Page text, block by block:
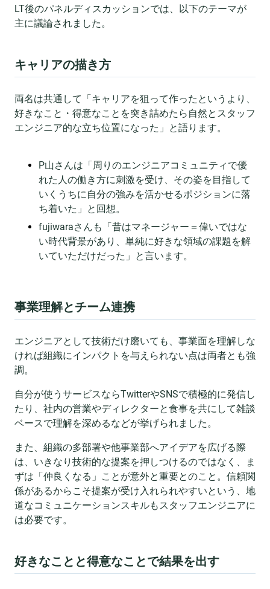
LT後のパネルディスカッションでは、以下のテーマが
主に議論されました。
キャリアの描き方
両名は共通して「キャリアを狙って作ったというより、
好きなこと・得意なことを突き詰めたら自然とスタッフ
エンジニア的な立ち位置になった」と語ります。
P山さんは「周りのエンジニアコミュニティで優
れた人の働き方に刺激を受け、その姿を目指して
いくうちに自分の強みを活かせるポジションに落
ち着いた」と回想。
fujiwaraさんも「昔はマネージャー＝偉いではな
い時代背景があり、単純に好きな領域の課題を解
いていただけだった」と言います。
事業理解とチーム連携
エンジニアとして技術だけ磨いても、事業面を理解しな
ければ組織にインパクトを与えられない点は両者とも強
調。
自分が使うサービスならTwitterやSNSで積極的に発信し
たり、社内の営業やディレクターと食事を共にして雑談
ベースで理解を深めるなどが挙げられました。
また、組織の多部署や他事業部へアイデアを広げる際
は、いきなり技術的な提案を押しつけるのではなく、ま
ずは「仲良くなる」ことが意外と重要とのこと。信頼関
係があるからこそ提案が受け入れられやすいという、地
道なコミュニケーションスキルもスタッフエンジニアに
は必要です。
好きなことと得意なことで結果を出す